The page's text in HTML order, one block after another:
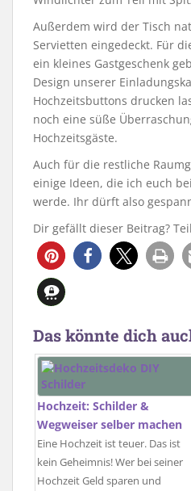
Außerdem wird der Tisch
Servietten eingedeckt. Für
ein kleines Gastgeschenk
Design unserer
Hochzeitsbuttons drucken
noch eine süße
Hochzeitsgäste.
Auch für die restliche
einige Ideen, die ich euch
werde. Ihr dürft also
Dir gefällt dieser Beitrag?
Das könnte dich
Hochzeit: Schilder &
Wegweiser selber machen
Eine Hochzeit ist teuer. Das ist
kein Geheimnis! Wer bei seiner
Hochzeit Geld sparen und